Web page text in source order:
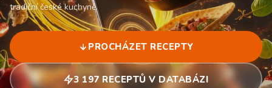
tradiční české kuchyně.
PROCHÁZET RECEPTY
3 197 RECEPTŮ V DATABÁZI